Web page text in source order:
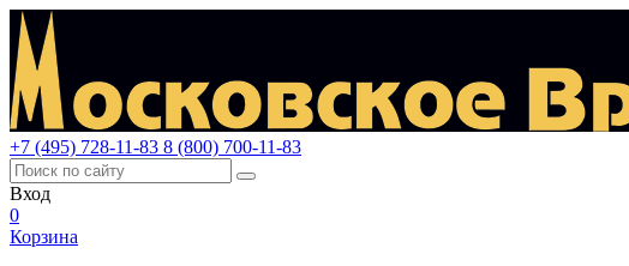
+7 (495) 728-11-83 8 (800) 700-11-83
Вход
0
Корзина